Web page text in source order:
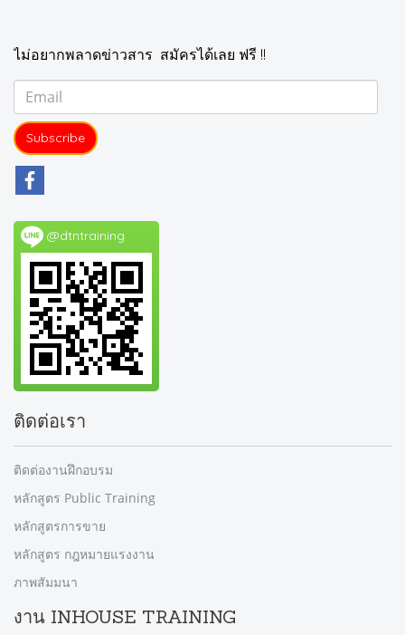
ไม่อยากพลาดข่าวสาร สมัครได้เลย ฟรี !!
Subscribe
@dtntraining
ติดต่อเรา
ติดต่องานฝึกอบรม
หลักสูตร Public Training
หลักสูตรการขาย
หลักสูตร กฎหมายแรงงาน
ภาพสัมมนา
งาน INHOUSE TRAINING